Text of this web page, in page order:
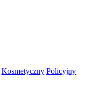
Kosmetyczny Policyjny